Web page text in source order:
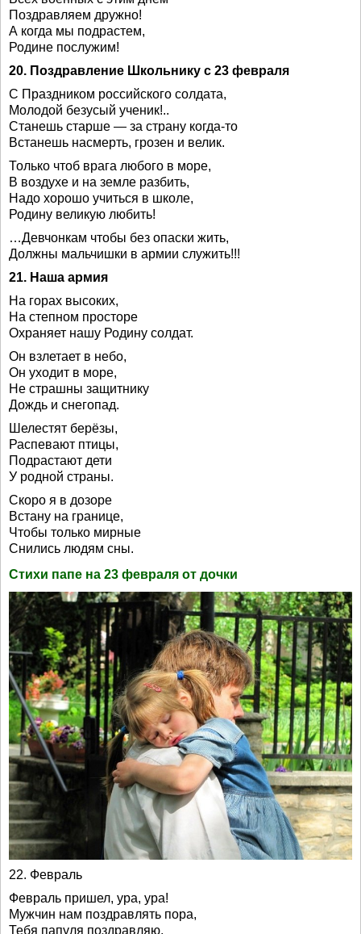
Поздравляем дружно!
А когда мы подрастем,
Родине послужим!
20. Поздравление Школьнику с 23 февраля
С Праздником российского солдата,
Молодой безусый ученик!..
Станешь старше — за страну когда-то
Встанешь насмерть, грозен и велик.
Только чтоб врага любого в море,
В воздухе и на земле разбить,
Надо хорошо учиться в школе,
Родину великую любить!
…Девчонкам чтобы без опаски жить,
Должны мальчишки в армии служить!!!
21. Наша армия
На горах высоких,
На степном просторе
Охраняет нашу Родину солдат.
Он взлетает в небо,
Он уходит в море,
Не страшны защитнику
Дождь и снегопад.
Шелестят берёзы,
Распевают птицы,
Подрастают дети
У родной страны.
Скоро я в дозоре
Встану на границе,
Чтобы только мирные
Снились людям сны.
Стихи папе на 23 февраля от дочки
22. Февраль
Февраль пришел, ура, ура!
Мужчин нам поздравлять пора,
Тебя папуля поздравляю,